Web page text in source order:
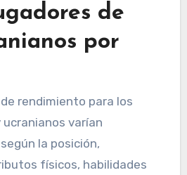
de
por
rendimiento para los
varían
la posición,
físicos, habilidades